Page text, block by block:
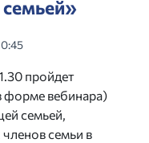
пройдет
форме вебинара)
семьей,
семьи в